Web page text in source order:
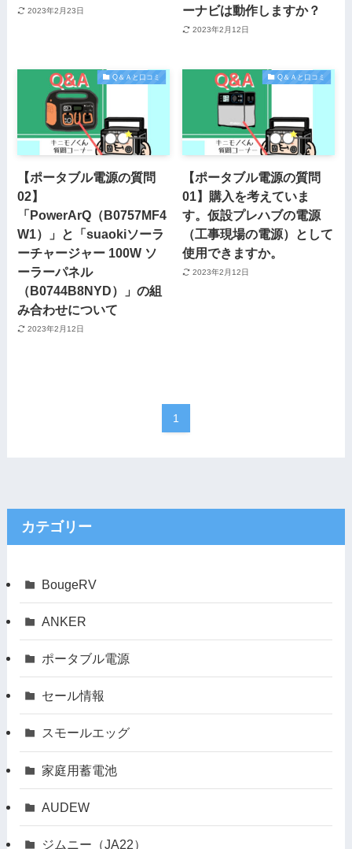
2023年2月23日
ーナビは動作しますか？
2023年2月12日
Q＆Ａと口コミ
【ポータブル電源の質問
02】
「PowerArQ（B0757MF4
W1）」と「suaokiソーラ
ーチャージャー 100W ソ
ーラーパネル
（B0744B8NYD）」の組
み合わせについて
2023年2月12日
Q＆Ａと口コミ
【ポータブル電源の質問
01】購入を考えていま
す。仮設プレハブの電源
（工事現場の電源）として
使用できますか。
2023年2月12日
1
カテゴリー
BougeRV
ANKER
ポータブル電源
セール情報
スモールエッグ
家庭用蓄電池
AUDEW
ジムニー（JA22）